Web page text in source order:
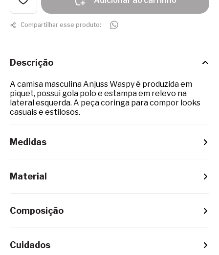
Compartilhar esse produto:
Descrição
A camisa masculina Anjuss Waspy é produzida em
piquet, possui gola polo e estampa em relevo na
lateral esquerda. A peça coringa para compor looks
casuais e estilosos.
Material
Composição
Cuidados
Medidas